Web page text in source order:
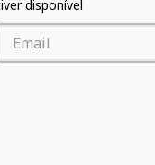
disponível